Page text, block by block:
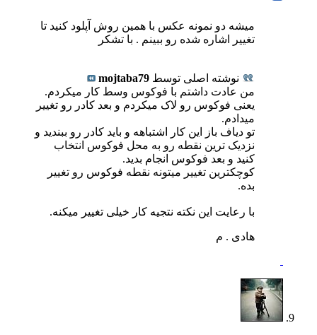
میشه دو نمونه عکس با همین روش آپلود کنید تا
تغییر اشاره شده رو ببینم . با تشکر
نوشته اصلی توسط mojtaba79
من عادت داشتم با فوکوس وسط کار میکردم.
یعنی فوکوس رو لاک میکردم و بعد کادر رو تغییر
میدادم.
تو دیاف باز این کار اشتباهه و باید کادر رو ببندید و
نزدیک ترین نقطه رو به محل فوکوس انتخاب
کنید و بعد فوکوس انجام بدید.
کوچکترین تغییر میتونه نقطه فوکوس رو تغییر
بده.
با رعایت این نکته نتجیه کار خیلی تغییر میکنه.
هادی . م